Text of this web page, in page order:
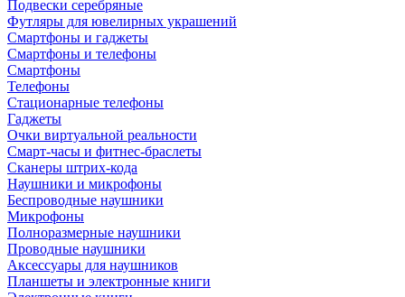
Подвески серебряные
Футляры для ювелирных украшений
Смартфоны и гаджеты
Смартфоны и телефоны
Смартфоны
Телефоны
Стационарные телефоны
Гаджеты
Очки виртуальной реальности
Смарт-часы и фитнес-браслеты
Сканеры штрих-кода
Наушники и микрофоны
Беспроводные наушники
Микрофоны
Полноразмерные наушники
Проводные наушники
Аксессуары для наушников
Планшеты и электронные книги